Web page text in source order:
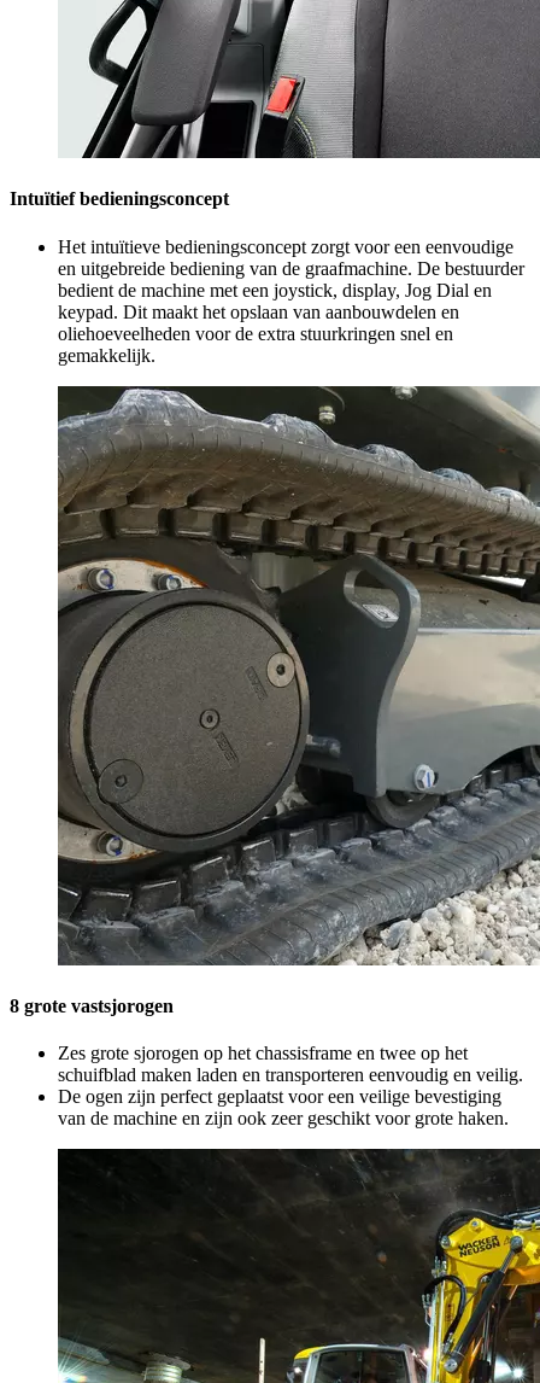
Intuïtief bedieningsconcept
Het intuïtieve bedieningsconcept zorgt voor een eenvoudige
en uitgebreide bediening van de graafmachine. De bestuurder
bedient de machine met een joystick, display, Jog Dial en
keypad. Dit maakt het opslaan van aanbouwdelen en
oliehoeveelheden voor de extra stuurkringen snel en
gemakkelijk.
8 grote vastsjorogen
Zes grote sjorogen op het chassisframe en twee op het
schuifblad maken laden en transporteren eenvoudig en veilig.
De ogen zijn perfect geplaatst voor een veilige bevestiging
van de machine en zijn ook zeer geschikt voor grote haken.